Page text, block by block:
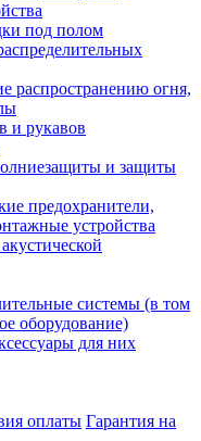
под полом
распространению огня,
и рукавов
и защиты
предохранители,
устройства
системы (в том
оборудование)
для них
оплаты Гарантия на